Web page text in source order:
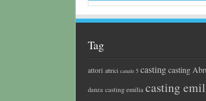
Tag
attori attrici canale 5 casting casting
danza casting emilia casting